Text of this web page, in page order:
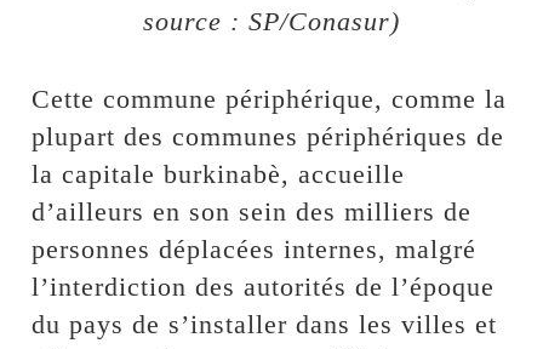
source : SP/Conasur)
Cette commune périphérique, comme la
plupart des communes périphériques de
la capitale burkinabè, accueille
d’ailleurs en son sein des milliers de
personnes déplacées internes, malgré
l’interdiction des autorités de l’époque
du pays de s’installer dans les villes et